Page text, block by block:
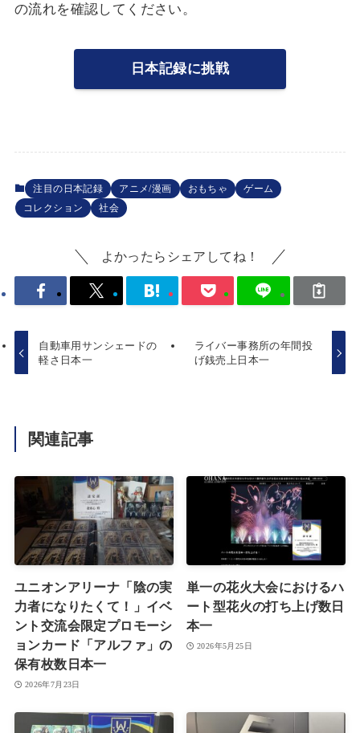
の流れを確認してください。
日本記録に挑戦
注目の日本記録 アニメ/漫画 おもちゃ
ゲーム
コレクション
社会
よかったらシェアしてね！
自動車用サンシェードの
軽さ日本一
ライバー事務所の年間投
げ銭売上日本一
関連記事
ユニオンアリーナ「陰の実
力者になりたくて！」イベ
ント交流会限定プロモーシ
ョンカード「アルファ」の
保有枚数日本一
2026年7月23日
単一の花火大会におけるハ
ート型花火の打ち上げ数日
本一
2026年5月25日